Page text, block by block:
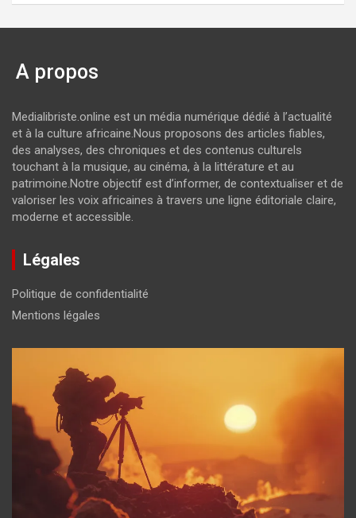
A propos
Medialibriste.online est un média numérique dédié à l’actualité
et à la culture africaine.Nous proposons des articles fiables,
des analyses, des chroniques et des contenus culturels
touchant à la musique, au cinéma, à la littérature et au
patrimoine.Notre objectif est d’informer, de contextualiser et de
valoriser les voix africaines à travers une ligne éditoriale claire,
moderne et accessible.
Légales
Politique de confidentialité
Mentions légales